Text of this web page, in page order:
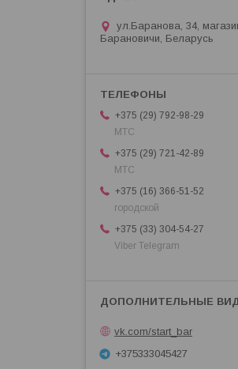
ул.Баранова, 34,
Барановичи, Беларусь
+375 (29) 792-98-29
МТС
+375 (29) 721-42-89
МТС
+375 (16) 366-51-52
городской
+375 (33) 304-54-27
Viber Telegram
vk.com/start_bar
+375333045427